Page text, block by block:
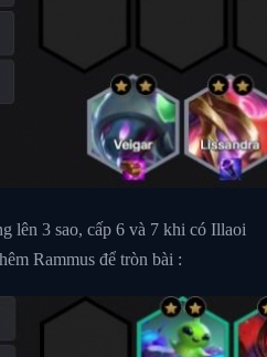
lên 3 sao, cấp 6 và 7 khi có Illaoi
Rammus để tròn bài :